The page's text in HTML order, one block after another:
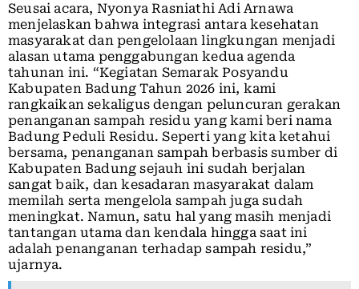
Seusai acara, Nyonya Rasniathi Adi Arnawa
menjelaskan bahwa integrasi antara kesehatan
masyarakat dan pengelolaan lingkungan menjadi
alasan utama penggabungan kedua agenda
tahunan ini. “Kegiatan Semarak Posyandu
Kabupaten Badung Tahun 2026 ini, kami
rangkaikan sekaligus dengan peluncuran gerakan
penanganan sampah residu yang kami beri nama
Badung Peduli Residu. Seperti yang kita ketahui
bersama, penanganan sampah berbasis sumber di
Kabupaten Badung sejauh ini sudah berjalan
sangat baik, dan kesadaran masyarakat dalam
memilah serta mengelola sampah juga sudah
meningkat. Namun, satu hal yang masih menjadi
tantangan utama dan kendala hingga saat ini
adalah penanganan terhadap sampah residu,”
ujarnya.